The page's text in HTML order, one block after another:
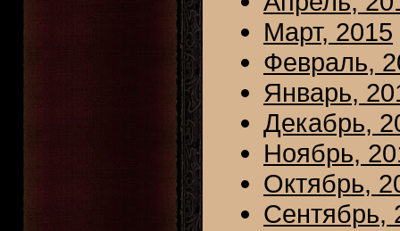
Март, 2015
Февраль,
Январь,
Декабрь,
Ноябрь,
Октябрь,
Сентябрь,